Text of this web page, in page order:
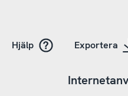
Hjälp Exportera